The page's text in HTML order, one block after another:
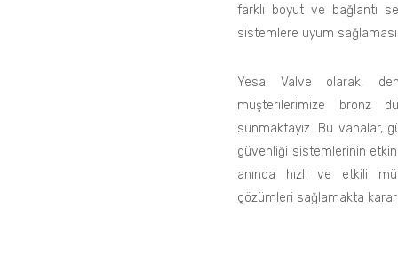
farklı boyut ve bağlantı
sistemlere uyum
Yesa Valve olarak,
müşterilerimize bronz
sunmaktayız. Bu vanalar,
güvenliği sistemlerinin
anında hızlı ve etkili
çözümleri sağlamakta